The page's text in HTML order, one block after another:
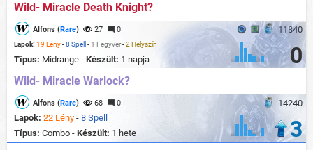
Wild- Miracle Death Knight?
11840
Alfons (Rare) 27 0
Lapok: 19 Lény-8 Spell - 1 Fegyver-2 Helyszín
Típus: Midrange - Készült: 1 napja 0
Wild- Miracle Warlock?
14240
Alfons (Rare) 68 0
Lapok: 22 Lény - 8 Spell
Típus: Combo - Készült: 1 hete 3